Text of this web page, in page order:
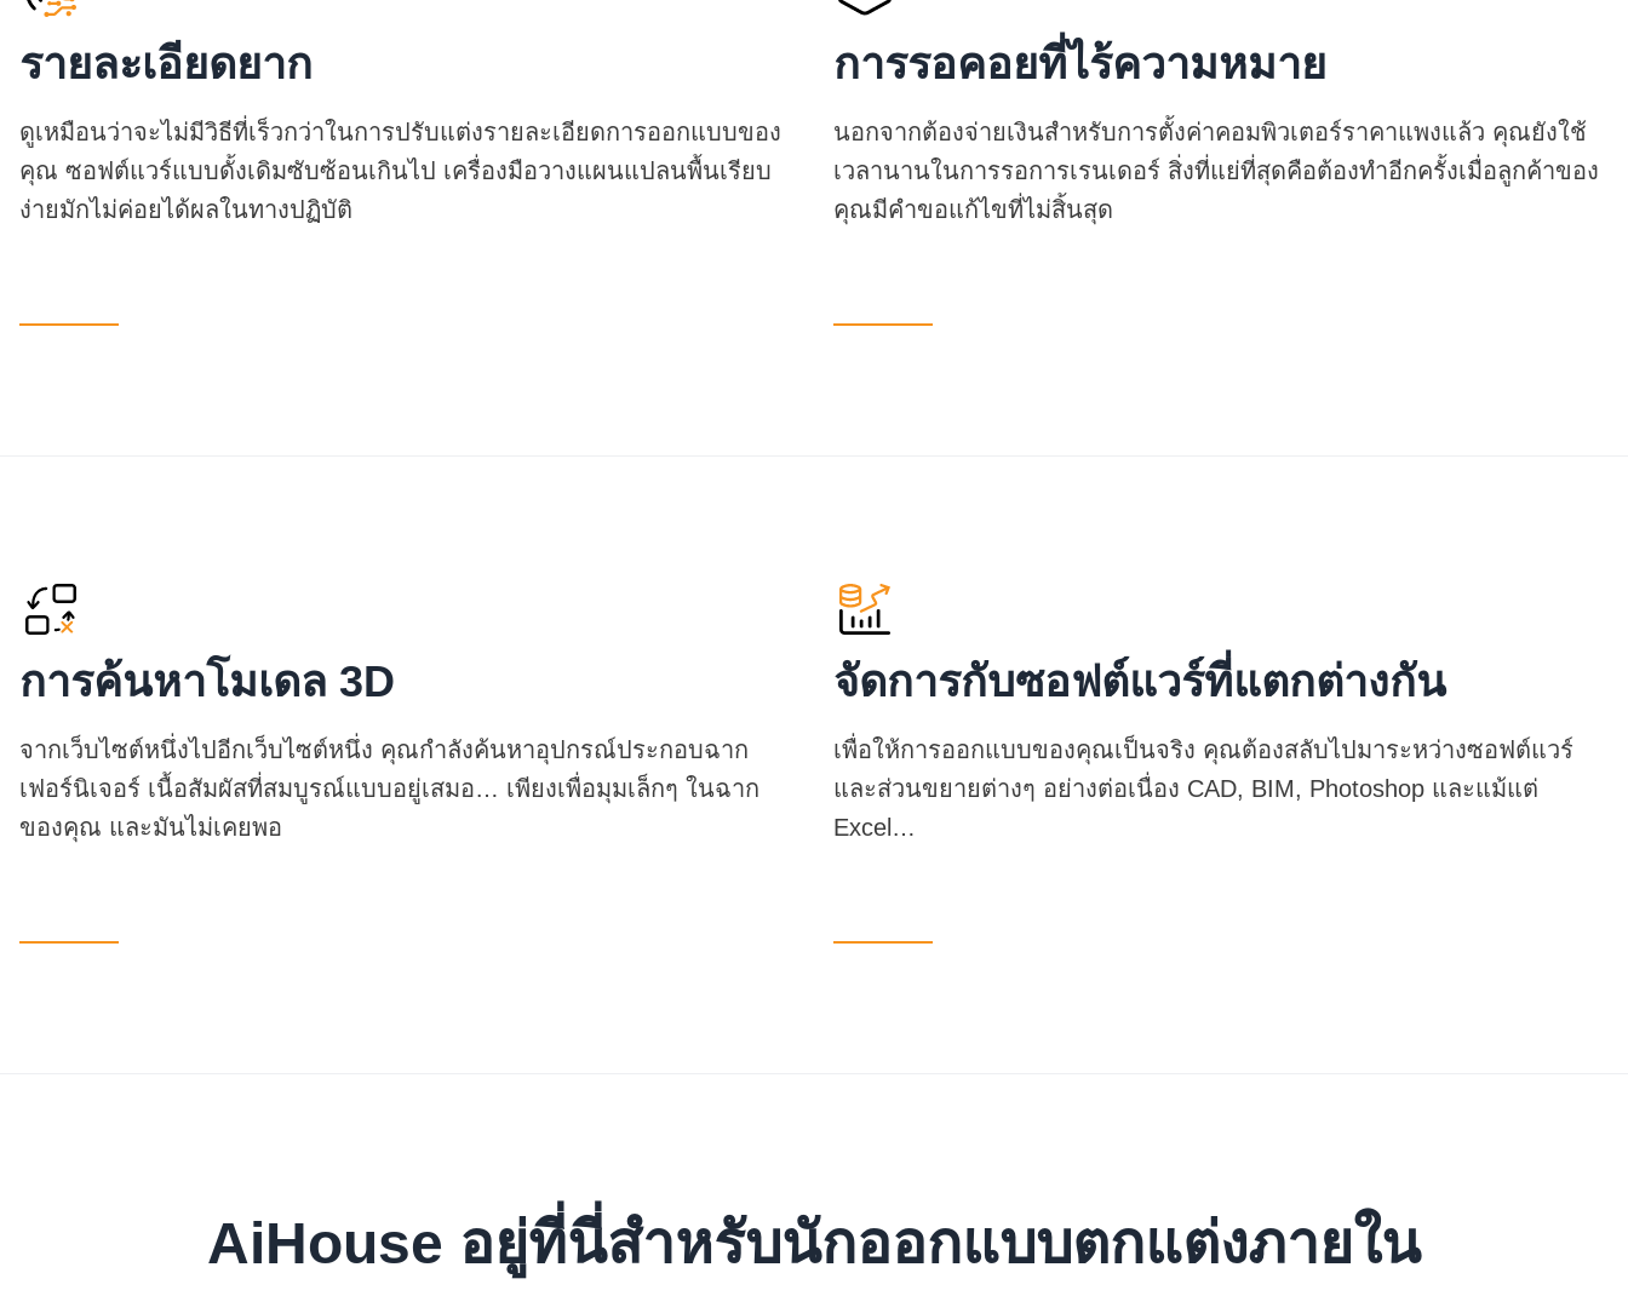
รายละเอียดยาก
ดูเหมือนว่าจะไม่มีวิธีที่เร็วกว่าในการปรับแต่งรายละเอียดการออกแบบของ
คุณ ซอฟต์แวร์แบบดั้งเดิมซับซ้อนเกินไป เครื่องมือวางแผนแปลนพื้นเรียบ
ง่ายมักไม่ค่อยได้ผลในทางปฏิบัติ
การรอคอยที่ไร้ความหมาย
นอกจากต้องจ่ายเงินสำหรับการตั้งค่าคอมพิวเตอร์ราคาแพงแล้ว คุณยังใช้
เวลานานในการรอการเรนเดอร์ สิ่งที่แย่ที่สุดคือต้องทำอีกครั้งเมื่อลูกค้าของ
คุณมีคำขอแก้ไขที่ไม่สิ้นสุด
การค้นหาโมเดล 3D
จากเว็บไซต์หนึ่งไปอีกเว็บไซต์หนึ่ง คุณกำลังค้นหาอุปกรณ์ประกอบฉาก
เฟอร์นิเจอร์ เนื้อสัมผัสที่สมบูรณ์แบบอยู่เสมอ… เพียงเพื่อมุมเล็กๆ ในฉาก
ของคุณ และมันไม่เคยพอ
จัดการกับซอฟต์แวร์ที่แตกต่างกัน
เพื่อให้การออกแบบของคุณเป็นจริง คุณต้องสลับไปมาระหว่างซอฟต์แวร์
และส่วนขยายต่างๆ อย่างต่อเนื่อง CAD, BIM, Photoshop และแม้แต่
Excel…
AiHouse อยู่ที่นี่สำหรับนักออกแบบตกแต่งภายใน